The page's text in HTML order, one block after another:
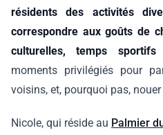
résidents des activités
correspondre aux goûts de
culturelles, temps
moments privilégiés pour
voisins, et, pourquoi pas,
Nicole, qui réside au Palmier